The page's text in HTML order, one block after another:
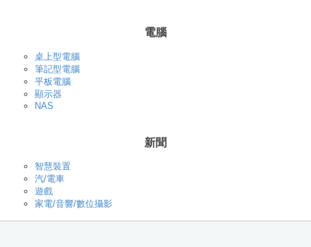
電腦
桌上型電腦
筆記型電腦
平板電腦
顯示器
NAS
新聞
智慧裝置
汽/電車
遊戲
家電/音響/數位攝影